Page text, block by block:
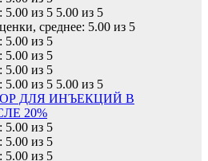
5.00 из 5
5.00 из 5
ДЛЯ ИНЪЕКЦИЙ В
20%